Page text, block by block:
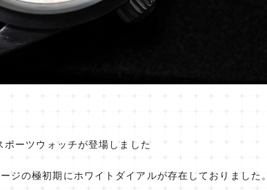
ーツウォッチが登場しました
ジの極初期にホワイトダイアルが存在しておりました。